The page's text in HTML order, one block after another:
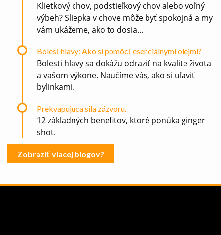
Klietkový chov, podstieľkový chov alebo voľný
výbeh? Sliepka v chove môže byť spokojná a my
vám ukážeme, ako to dosia...
Bolesť hlavy: Ako si pomôcť esenciálnymi olejmi?
Bolesti hlavy sa dokážu odraziť na kvalite života
a vašom výkone. Naučíme vás, ako si uľaviť
bylinkami.
Prekvapujúca sila zázvoru.
12 základných benefitov, ktoré ponúka ginger
shot.
Zobraziť viacej blogov?